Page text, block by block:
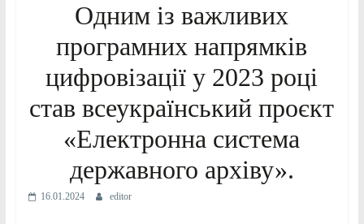
Одним із важливих
програмних напрямків
цифровізації у 2023 році
став всеукраїнський проєкт
«Електронна система
державного архіву».
16.01.2024 editor